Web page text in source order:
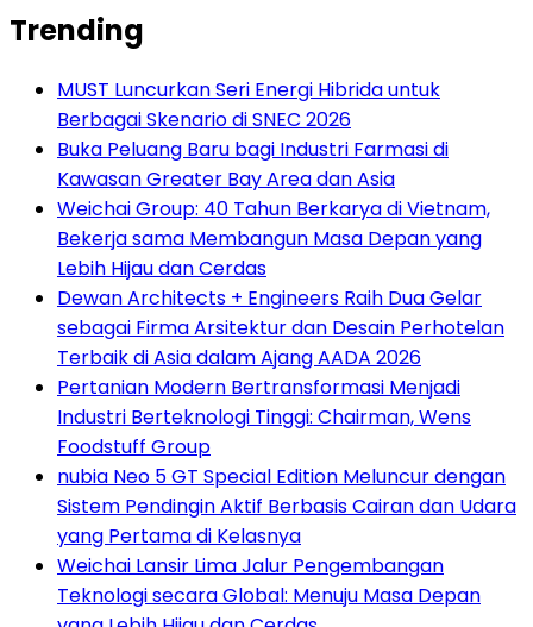
Trending
MUST Luncurkan Seri Energi Hibrida untuk
Berbagai Skenario di SNEC 2026
Buka Peluang Baru bagi Industri Farmasi di
Kawasan Greater Bay Area dan Asia
Weichai Group: 40 Tahun Berkarya di Vietnam,
Bekerja sama Membangun Masa Depan yang
Lebih Hijau dan Cerdas
Dewan Architects + Engineers Raih Dua Gelar
sebagai Firma Arsitektur dan Desain Perhotelan
Terbaik di Asia dalam Ajang AADA 2026
Pertanian Modern Bertransformasi Menjadi
Industri Berteknologi Tinggi: Chairman, Wens
Foodstuff Group
nubia Neo 5 GT Special Edition Meluncur dengan
Sistem Pendingin Aktif Berbasis Cairan dan Udara
yang Pertama di Kelasnya
Weichai Lansir Lima Jalur Pengembangan
Teknologi secara Global: Menuju Masa Depan